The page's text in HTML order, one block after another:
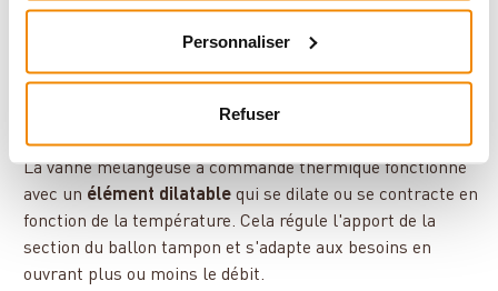
Personnaliser
Refuser
une efficacité optimale, cette vanne doit être installée
aussi près que possible de la cheminée à bois ou du
poêle à granulés. Grâce à la courte conduite
phase de démarrage est maintenu faible.
La vanne mélangeuse à commande thermique fonctionne
avec un élément dilatable qui se dilate ou se contracte en
fonction de la température. Cela régule l'apport de la
section du ballon tampon et s'adapte aux besoins en
ouvrant plus ou moins le débit.